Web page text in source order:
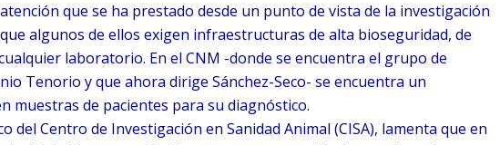
que se ha prestado desde un punto de vista de la investigación
algunos de ellos exigen infraestructuras de alta bioseguridad, de
laboratorio. En el CNM -donde se encuentra el grupo de
Tenorio y que ahora dirige Sánchez-Seco- se encuentra un
muestras de pacientes para su diagnóstico.
del Centro de Investigación en Sanidad Animal (CISA), lamenta que en